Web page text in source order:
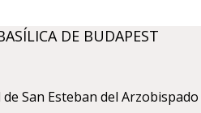
DE BUDAPEST
San Esteban del Arzobispado